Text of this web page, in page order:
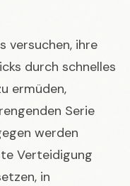
versuchen, ihre
durch schnelles
ermüden,
Serie
werden
Verteidigung
in